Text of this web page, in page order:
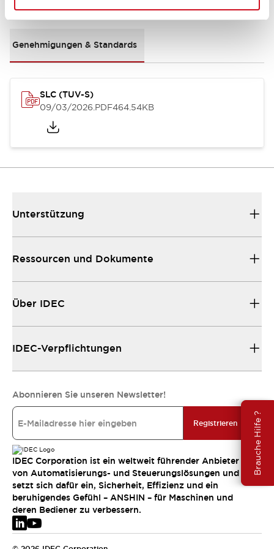
Brauche Hilfe ?
Genehmigungen & Standards
SLC (TUV-S)
09/03/2026.PDF464.54KB
Unterstützung
Ressourcen und Dokumente
Über IDEC
IDEC-Verpflichtungen
Abonnieren Sie unseren Newsletter!
Registrieren
IDEC Corporation ist ein weltweit führender Anbieter
von Automatisierungs- und Steuerungslösungen und
setzt sich dafür ein, Sicherheit, Effizienz und ein
beruhigendes Gefühl – ANSHIN – für Maschinen und
deren Bediener zu verbessern.